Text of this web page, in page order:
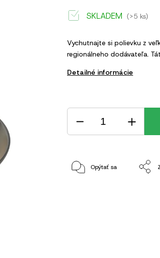
Vychutnajte si polievku z
regionálneho dodávateľa.
Detailné informácie
SKLADEM (>5 ks)
Opýtať sa